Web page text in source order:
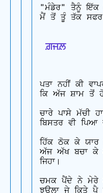
"ਮੰਡੇਰ" ਤੈਨੂੰ ਇੱਕ
ਮੈਂ ਤੋਂ ਤੂੰ ਤੱਕ ਸਫਰ
ਗ਼ਜਲ਼
ਪਤਾ ਨਹੀਂ ਕੀ
ਕਿ ਅੱਜ ਸ਼ਾਮ ਤੋਂ
ਚਾਰੇ ਪਾਸੇ ਮੱਚੀ
ਬਿਸਤਰ ਵੀ ਪਿਆ
ਹਿੱਕ ਠੋਕ ਕੇ ਯਾਰ
ਅੱਜ ਅੱਖ ਬਚਾ ਕੇ
ਜਿਹਾ।
ਚਮਕ ਪੈਂਦੇ ਨੇ ਮੇਰੇ
ਝਉਲਾ ਜੇ ਕਿਤੇ ਪੈ